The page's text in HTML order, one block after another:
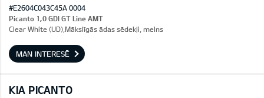
#E2604C043C45A 0004
Picanto 1,0 GDI GT Line AMT
Clear White (UD),Mākslīgās ādas sēdekļi, melns
MAN INTERESĒ
KIA PICANTO